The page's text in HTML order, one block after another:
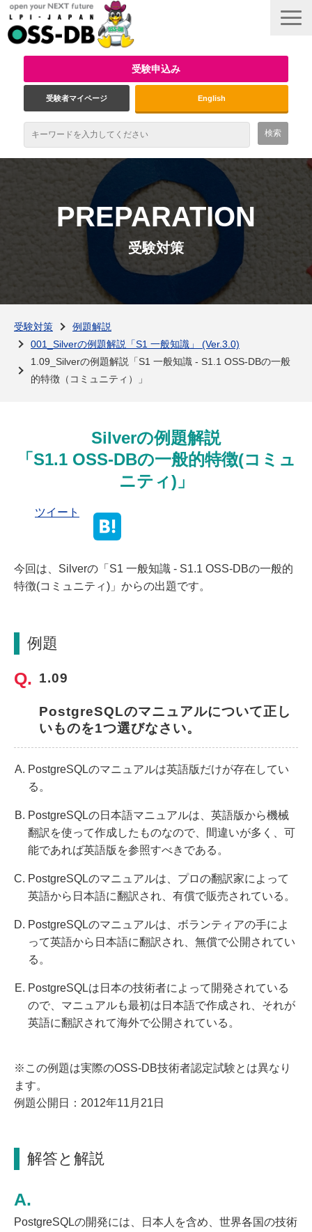
受験申込み
受験者マイページ English
試験概要
資格取得のメリット
受験対策
PREPARATION
受験対策
受験対策
例題解説
001_Silverの例題解説「S1 一般知識」 (Ver.3.0)
1.09_Silverの例題解説「S1 一般知識 - S1.1 OSS-DBの一般
的特徴（コミュニティ）」
Silverの例題解説
「S1.1 OSS-DBの一般的特徴(コミュ
ニティ)」
ツイート
今回は、Silverの「S1 一般知識 - S1.1 OSS-DBの一般的
特徴(コミュニティ)」からの出題です。
例題
1.09
PostgreSQLのマニュアルについて正し
いものを1つ選びなさい。
PostgreSQLのマニュアルは英語版だけが存在してい
る。
PostgreSQLの日本語マニュアルは、英語版から機械
翻訳を使って作成したものなので、間違いが多く、可
能であれば英語版を参照すべきである。
PostgreSQLのマニュアルは、プロの翻訳家によって
英語から日本語に翻訳され、有償で販売されている。
PostgreSQLのマニュアルは、ボランティアの手によ
って英語から日本語に翻訳され、無償で公開されてい
る。
PostgreSQLは日本の技術者によって開発されている
ので、マニュアルも最初は日本語で作成され、それが
英語に翻訳されて海外で公開されている。
※この例題は実際のOSS-DB技術者認定試験とは異なり
ます。
例題公開日：2012年11月21日
解答と解説
PostgreSQLの開発には、日本人を含め、世界各国の技術